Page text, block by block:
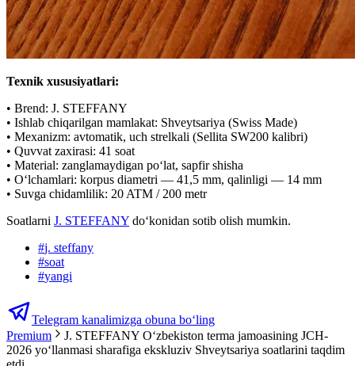
Texnik xususiyatlari:
• Brend: J. STEFFANY
• Ishlab chiqarilgan mamlakat: Shveytsariya (Swiss Made)
• Mexanizm: avtomatik, uch strelkali (Sellita SW200 kalibri)
• Quvvat zaxirasi: 41 soat
• Material: zanglamaydigan po‘lat, sapfir shisha
• O‘lchamlari: korpus diametri — 41,5 mm, qalinligi — 14 mm
• Suvga chidamlilik: 20 ATM / 200 metr
Soatlarni J. STEFFANY doʻkonidan sotib olish mumkin.
#j. steffany
#soat
#yangi
Telegram kanalimizga obuna bo‘ling
Premium
J. STEFFANY O‘zbekiston terma jamoasining JCH-
2026 yo‘llanmasi sharafiga ekskluziv Shveytsariya soatlarini taqdim